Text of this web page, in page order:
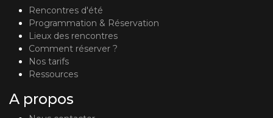
Rencontres d'été
Programmation & Réservation
Lieux des rencontres
Comment réserver ?
Nos tarifs
Ressources
A propos